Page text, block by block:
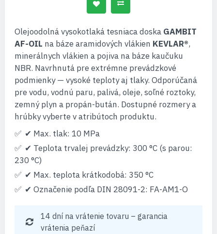
Olejoodolná vysokotlaká tesniaca doska GAMBIT
AF-OIL na báze aramidových vlákien KEVLAR®,
minerálnych vlákien a pojiva na báze kaučuku
NBR. Navrhnutá pre extrémne prevádzkové
podmienky — vysoké teploty aj tlaky. Odporúčaná
pre vodu, vodnú paru, palivá, oleje, soľné roztoky,
zemný plyn a propán-bután. Dostupné rozmery a
hrúbky vyberte v atribútoch produktu.
✔ Max. tlak: 10 MPa
✔ Teplota trvalej prevádzky: 300 °C (s parou:
230 °C)
✔ Max. teplota krátkodobá: 350 °C
✔ Označenie podľa DIN 28091-2: FA-AM1-O
14 dní na vrátenie tovaru – garancia
vrátenia peňazí